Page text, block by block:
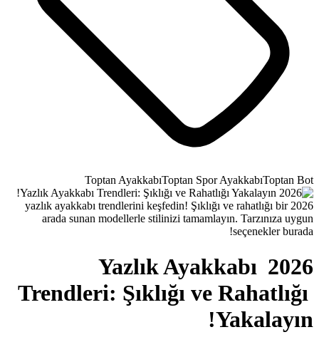
Toptan Ayakkabı
2026 yazlık ayakkabı trendlerini
arada sunan modellerle
2026
Trendleri: